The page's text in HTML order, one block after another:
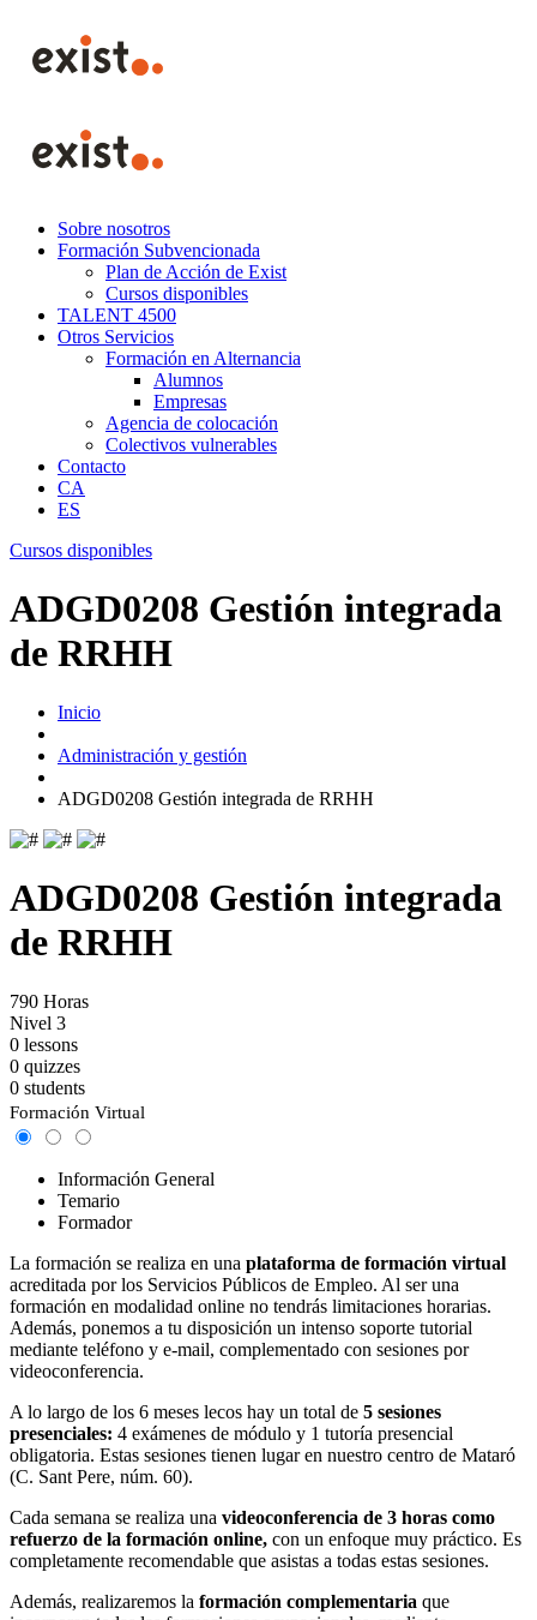
content
Sobre nosotros
Formación Subvencionada
Plan de Acción de Exist
Cursos disponibles
TALENT 4500
Otros Servicios
Formación en Alternancia
Alumnos
Empresas
Agencia de colocación
Colectivos vulnerables
Contacto
CA
ES
Cursos disponibles
ADGD0208 Gestión integrada
de RRHH
Inicio
Administración y gestión
ADGD0208 Gestión integrada de RRHH
ADGD0208 Gestión integrada
de RRHH
790 Horas
Nivel 3
0 lessons
0 quizzes
0 students
Formación Virtual
Información General
Temario
Formador
La formación se realiza en una plataforma de formación virtual
acreditada por los Servicios Públicos de Empleo. Al ser una
formación en modalidad online no tendrás limitaciones horarias.
Además, ponemos a tu disposición un intenso soporte tutorial
mediante teléfono y e-mail, complementado con sesiones por
videoconferencia.
A lo largo de los 6 meses lecos hay un total de 5 sesiones
presenciales: 4 exámenes de módulo y 1 tutoría presencial
obligatoria. Estas sesiones tienen lugar en nuestro centro de Mataró
(C. Sant Pere, núm. 60).
Cada semana se realiza una videoconferencia de 3 horas como
refuerzo de la formación online, con un enfoque muy práctico. Es
completamente recomendable que asistas a todas estas sesiones.
Además, realizaremos la formación complementaria que